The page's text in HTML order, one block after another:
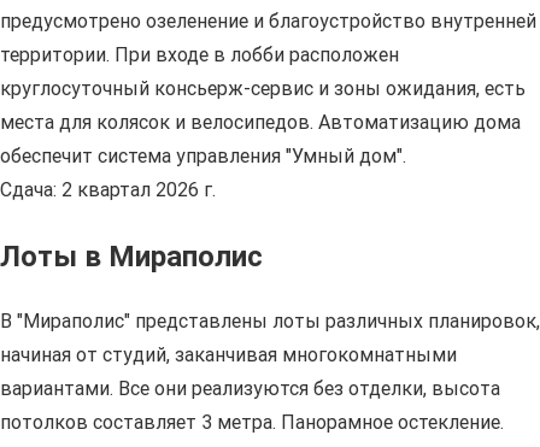
предусмотрено озеленение и благоустройство внутренней
территории. При входе в лобби расположен
круглосуточный консьерж-сервис и зоны ожидания, есть
места для колясок и велосипедов. Автоматизацию дома
обеспечит система управления "Умный дом".
Сдача: 2 квартал 2026 г.
Лоты в Мираполис
В "Мираполис" представлены лоты различных планировок,
начиная от студий, заканчивая многокомнатными
вариантами. Все они реализуются без отделки, высота
потолков составляет 3 метра. Панорамное остекление.